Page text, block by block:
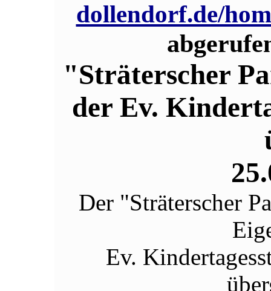
dollendorf.de/
"Sträterscher
der Ev.
Der "Sträterscher
Ev.